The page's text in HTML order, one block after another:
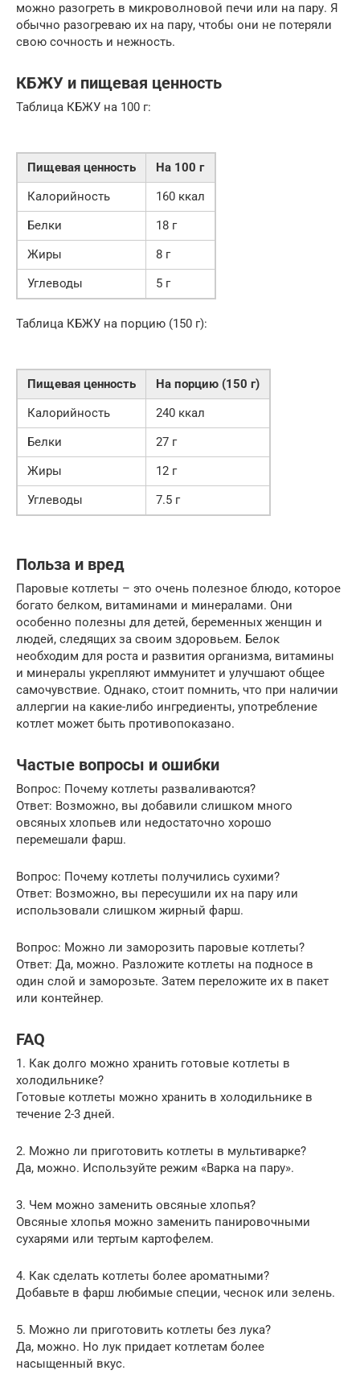
можно разогреть в микроволновой печи или на пару. Я
обычно разогреваю их на пару, чтобы они не потеряли
свою сочность и нежность.
КБЖУ и пищевая ценность
Таблица КБЖУ на 100 г:
Пищевая ценность
На 100 г
Калорийность
160 ккал
Белки
18 г
Жиры
8 г
Углеводы
5 г
Таблица КБЖУ на порцию (150 г):
Пищевая ценность
На порцию (150 г)
Калорийность
240 ккал
Белки
27 г
Жиры
12 г
Углеводы
7.5 г
Польза и вред
Паровые котлеты – это очень полезное блюдо, которое
богато белком, витаминами и минералами. Они
особенно полезны для детей, беременных женщин и
людей, следящих за своим здоровьем. Белок
необходим для роста и развития организма, витамины
и минералы укрепляют иммунитет и улучшают общее
самочувствие. Однако, стоит помнить, что при наличии
аллергии на какие-либо ингредиенты, употребление
котлет может быть противопоказано.
Частые вопросы и ошибки
Вопрос: Почему котлеты разваливаются?
Ответ: Возможно, вы добавили слишком много
овсяных хлопьев или недостаточно хорошо
перемешали фарш.
Вопрос: Почему котлеты получились сухими?
Ответ: Возможно, вы пересушили их на пару или
использовали слишком жирный фарш.
Вопрос: Можно ли заморозить паровые котлеты?
Ответ: Да, можно. Разложите котлеты на подносе в
один слой и заморозьте. Затем переложите их в пакет
или контейнер.
FAQ
1. Как долго можно хранить готовые котлеты в
холодильнике?
Готовые котлеты можно хранить в холодильнике в
течение 2-3 дней.
2. Можно ли приготовить котлеты в мультиварке?
Да, можно. Используйте режим «Варка на пару».
3. Чем можно заменить овсяные хлопья?
Овсяные хлопья можно заменить панировочными
сухарями или тертым картофелем.
4. Как сделать котлеты более ароматными?
Добавьте в фарш любимые специи, чеснок или зелень.
5. Можно ли приготовить котлеты без лука?
Да, можно. Но лук придает котлетам более
насыщенный вкус.